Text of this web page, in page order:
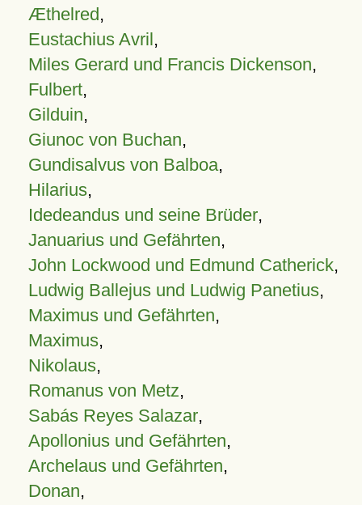
Æthelred,
Eustachius Avril,
Miles Gerard und Francis Dickenson,
Fulbert,
Gilduin,
Giunoc von Buchan,
Gundisalvus von Balboa,
Hilarius,
Idedeandus und seine Brüder,
Januarius und Gefährten,
John Lockwood und Edmund Catherick,
Ludwig Ballejus und Ludwig Panetius,
Maximus und Gefährten,
Maximus,
Nikolaus,
Romanus von Metz,
Sabás Reyes Salazar,
Apollonius und Gefährten,
Archelaus und Gefährten,
Donan,